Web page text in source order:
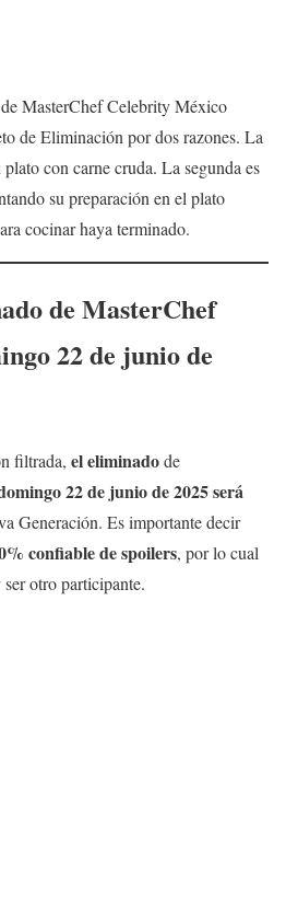
MasterChef Celebrity México
de Eliminación por dos razones. La
con carne cruda. La segunda es
su preparación en el plato
cocinar haya terminado.
de MasterChef
22 de junio de
filtrada, eleliminadode
22 de juniode2025será
Generación. Es importante decir
confiable de spoilers, por lo cual
otro participante.